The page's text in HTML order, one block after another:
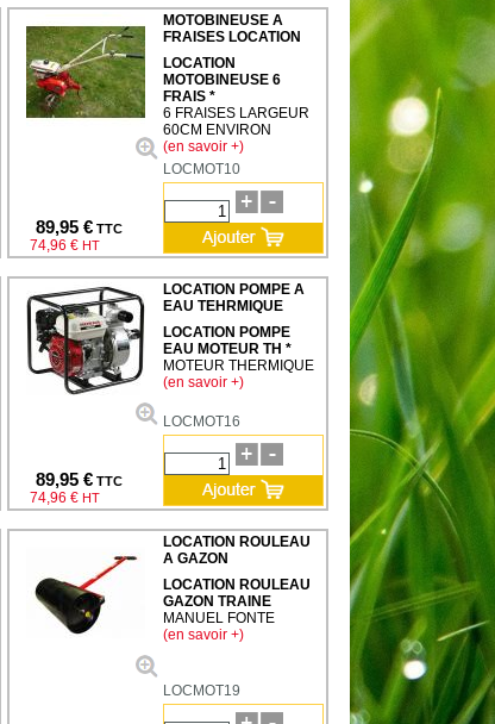
89,95 € TTC
74,96 € HT
MOTOBINEUSE A
FRAISES LOCATION
LOCATION
MOTOBINEUSE 6
FRAIS *
6 FRAISES LARGEUR
60CM ENVIRON
(en savoir +)
LOCMOT10
89,95 € TTC
74,96 € HT
LOCATION POMPE A
EAU TEHRMIQUE
LOCATION POMPE
EAU MOTEUR TH *
MOTEUR THERMIQUE
(en savoir +)
LOCMOT16
LOCATION ROULEAU
A GAZON
LOCATION ROULEAU
GAZON TRAINE
MANUEL FONTE
(en savoir +)
LOCMOT19